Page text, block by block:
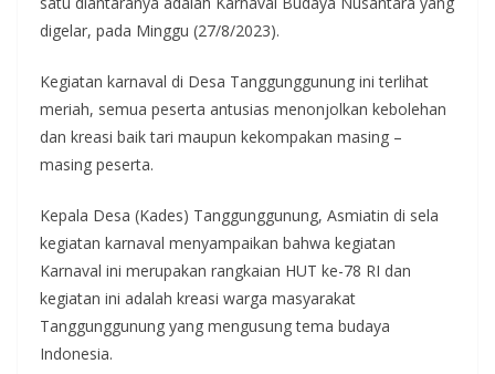
k p
digelar, pada Minggu (27/8/2023).
Kegiatan karnaval di Desa Tanggunggunung ini terlihat
meriah, semua peserta antusias menonjolkan kebolehan
dan kreasi baik tari maupun kekompakan masing –
masing peserta.
Kepala Desa (Kades) Tanggunggunung, Asmiatin di sela
kegiatan karnaval menyampaikan bahwa kegiatan
Karnaval ini merupakan rangkaian HUT ke-78 RI dan
kegiatan ini adalah kreasi warga masyarakat
Tanggunggunung yang mengusung tema budaya
Indonesia.